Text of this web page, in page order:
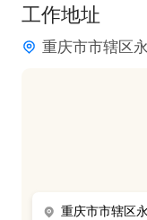
工作地址
重庆市市辖区
重庆市市辖区